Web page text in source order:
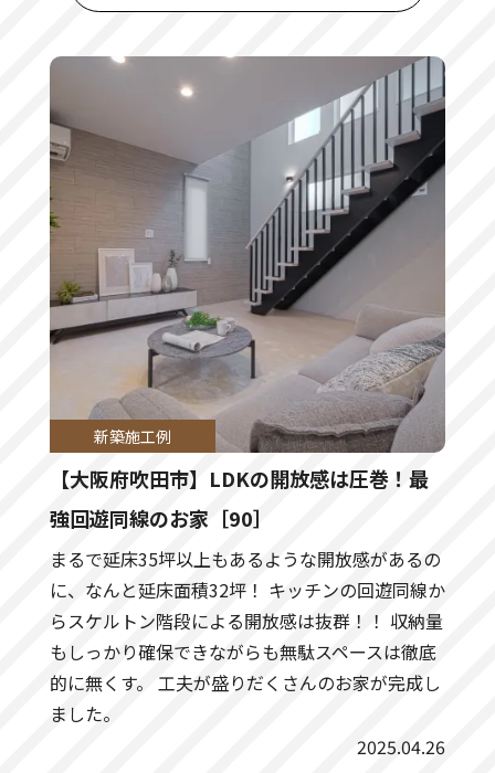
新築施工例
【大阪府吹田市】LDKの開放感は圧巻！最
強回遊同線のお家［90］
まるで延床35坪以上もあるような開放感があるの
に、なんと延床面積32坪！ キッチンの回遊同線か
らスケルトン階段による開放感は抜群！！ 収納量
もしっかり確保できながらも無駄スペースは徹底
的に無くす。 工夫が盛りだくさんのお家が完成し
ました。
2025.04.26